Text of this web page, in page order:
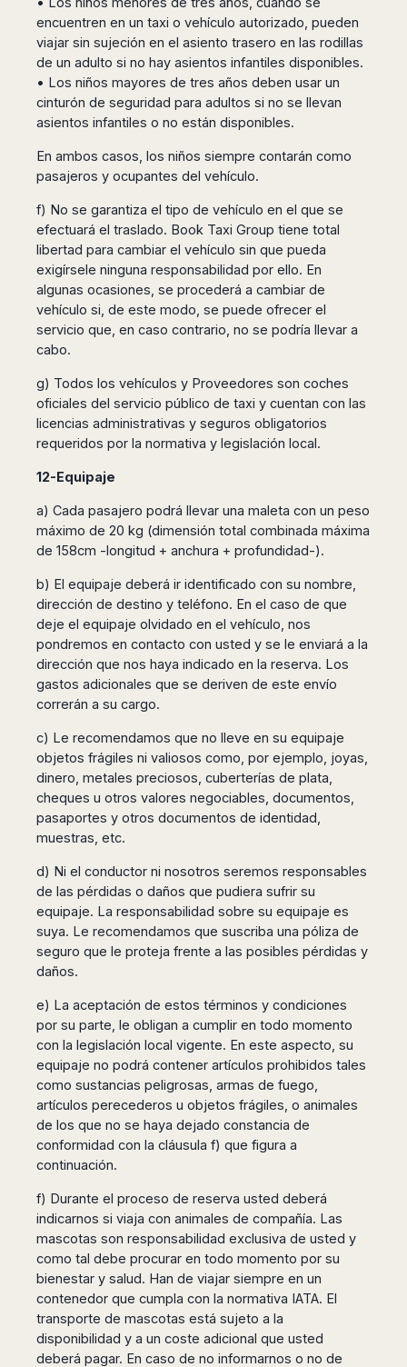
encuentren en un taxi o vehículo autorizado, pueden
viajar sin sujeción en el asiento trasero en las rodillas
de un adulto si no hay asientos infantiles disponibles.
• Los niños mayores de tres años deben usar un
cinturón de seguridad para adultos si no se llevan
asientos infantiles o no están disponibles.
En ambos casos, los niños siempre contarán como
pasajeros y ocupantes del vehículo.
f) No se garantiza el tipo de vehículo en el que se
efectuará el traslado. Book Taxi Group tiene total
libertad para cambiar el vehículo sin que pueda
exigírsele ninguna responsabilidad por ello. En
algunas ocasiones, se procederá a cambiar de
vehículo si, de este modo, se puede ofrecer el
servicio que, en caso contrario, no se podría llevar a
cabo.
g) Todos los vehículos y Proveedores son coches
oficiales del servicio público de taxi y cuentan con las
licencias administrativas y seguros obligatorios
requeridos por la normativa y legislación local.
12-Equipaje
a) Cada pasajero podrá llevar una maleta con un peso
máximo de 20 kg (dimensión total combinada máxima
de 158cm -longitud + anchura + profundidad-).
b) El equipaje deberá ir identificado con su nombre,
dirección de destino y teléfono. En el caso de que
deje el equipaje olvidado en el vehículo, nos
pondremos en contacto con usted y se le enviará a la
dirección que nos haya indicado en la reserva. Los
gastos adicionales que se deriven de este envío
correrán a su cargo.
c) Le recomendamos que no lleve en su equipaje
objetos frágiles ni valiosos como, por ejemplo, joyas,
dinero, metales preciosos, cuberterías de plata,
cheques u otros valores negociables, documentos,
pasaportes y otros documentos de identidad,
muestras, etc.
d) Ni el conductor ni nosotros seremos responsables
de las pérdidas o daños que pudiera sufrir su
equipaje. La responsabilidad sobre su equipaje es
suya. Le recomendamos que suscriba una póliza de
seguro que le proteja frente a las posibles pérdidas y
daños.
e) La aceptación de estos términos y condiciones
por su parte, le obligan a cumplir en todo momento
con la legislación local vigente. En este aspecto, su
equipaje no podrá contener artículos prohibidos tales
como sustancias peligrosas, armas de fuego,
artículos perecederos u objetos frágiles, o animales
de los que no se haya dejado constancia de
conformidad con la cláusula f) que figura a
continuación.
f) Durante el proceso de reserva usted deberá
indicarnos si viaja con animales de compañía. Las
mascotas son responsabilidad exclusiva de usted y
como tal debe procurar en todo momento por su
bienestar y salud. Han de viajar siempre en un
contenedor que cumpla con la normativa IATA. El
transporte de mascotas está sujeto a la
disponibilidad y a un coste adicional que usted
deberá pagar. En caso de no informarnos o no de